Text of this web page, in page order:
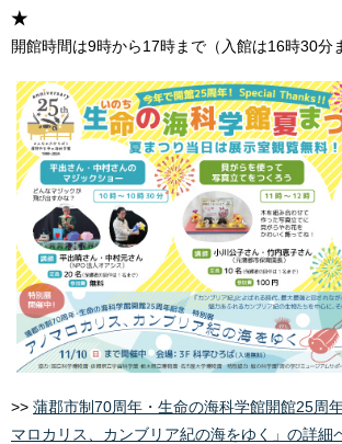
★
開館時間は9時から17時まで（入館は16時30分
>> 蒲郡市制70周年・生命の海科学館開館25周
マロカリス、カンブリア紀の海をゆく」の詳細